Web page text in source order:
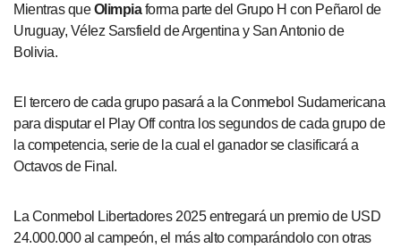
Mientras queOlimpiaforma parte del Grupo H con Peñarol de
Uruguay, Vélez Sarsfield de Argentina y San Antonio de
Bolivia.
El tercero de cada grupo pasará a la Conmebol Sudamericana
para disputar el Play Off contra los segundos de cada grupo de
la competencia, serie de la cual el ganador se clasificará a
Octavos de Final.
La Conmebol Libertadores 2025 entregará un premio de USD
24.000.000 al campeón, el más alto comparándolo con otras